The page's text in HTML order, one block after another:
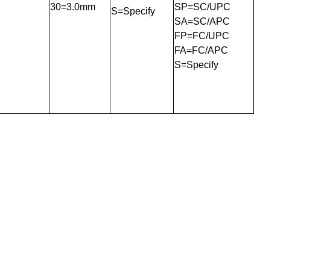
30=3.0mm
S=Specify
SP=SC/UPC
SA=SC/APC
FP=FC/UPC
FA=FC/APC
S=Specify